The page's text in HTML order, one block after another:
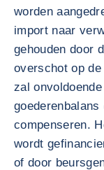
worden
import naar
gehouden door
overschot op
zal
compenseren.
wordt
of door